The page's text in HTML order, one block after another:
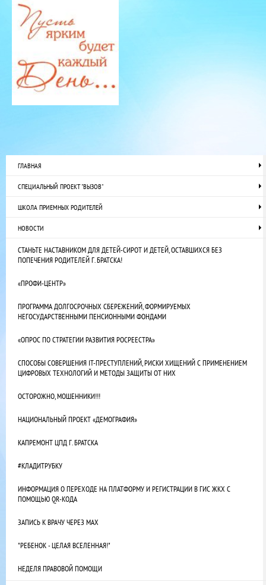
ГЛАВНАЯ
СПЕЦИАЛЬНЫЙ ПРОЕКТ "ВЫЗОВ"
ШКОЛА ПРИЕМНЫХ РОДИТЕЛЕЙ
НОВОСТИ
СТАНЬТЕ НАСТАВНИКОМ ДЛЯ ДЕТЕЙ-СИРОТ И ДЕТЕЙ, ОСТАВШИХСЯ БЕЗ
ПОПЕЧЕНИЯ РОДИТЕЛЕЙ Г. БРАТСКА!
«ПРОФИ-ЦЕНТР»
ПРОГРАММА ДОЛГОСРОЧНЫХ СБЕРЕЖЕНИЙ, ФОРМИРУЕМЫХ
НЕГОСУДАРСТВЕННЫМИ ПЕНСИОННЫМИ ФОНДАМИ
«ОПРОС ПО СТРАТЕГИИ РАЗВИТИЯ РОСРЕЕСТРА»
СПОСОБЫ СОВЕРШЕНИЯ IT-ПРЕСТУПЛЕНИЙ, РИСКИ ХИЩЕНИЙ С ПРИМЕНЕНИЕМ
ЦИФРОВЫХ ТЕХНОЛОГИЙ И МЕТОДЫ ЗАЩИТЫ ОТ НИХ
ОСТОРОЖНО, МОШЕННИКИ!!!
НАЦИОНАЛЬНЫЙ ПРОЕКТ «ДЕМОГРАФИЯ»
КАПРЕМОНТ ЦПД Г. БРАТСКА
#КЛАДИТРУБКУ
ИНФОРМАЦИЯ О ПЕРЕХОДЕ НА ПЛАТФОРМУ И РЕГИСТРАЦИИ В ГИС ЖКХ С
ПОМОЩЬЮ QR-КОДА
ЗАПИСЬ К ВРАЧУ ЧЕРЕЗ МАХ
"РЕБЕНОК - ЦЕЛАЯ ВСЕЛЕННАЯ!"
НЕДЕЛЯ ПРАВОВОЙ ПОМОЩИ